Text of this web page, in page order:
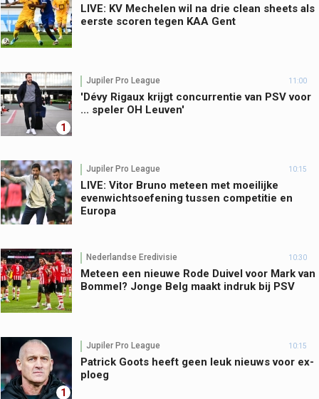
LIVE: KV Mechelen wil na drie clean sheets als
eerste scoren tegen KAA Gent
1
Jupiler Pro League 11:00
'Dévy Rigaux krijgt concurrentie van PSV voor
... speler OH Leuven'
Jupiler Pro League 10:15
LIVE: Vitor Bruno meteen met moeilijke
evenwichtsoefening tussen competitie en
Europa
Nederlandse Eredivisie 10:30
Meteen een nieuwe Rode Duivel voor Mark van
Bommel? Jonge Belg maakt indruk bij PSV
1
Jupiler Pro League 10:15
Patrick Goots heeft geen leuk nieuws voor ex-
ploeg